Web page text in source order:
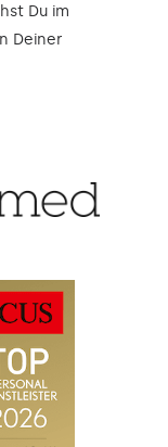
Du im
Deiner